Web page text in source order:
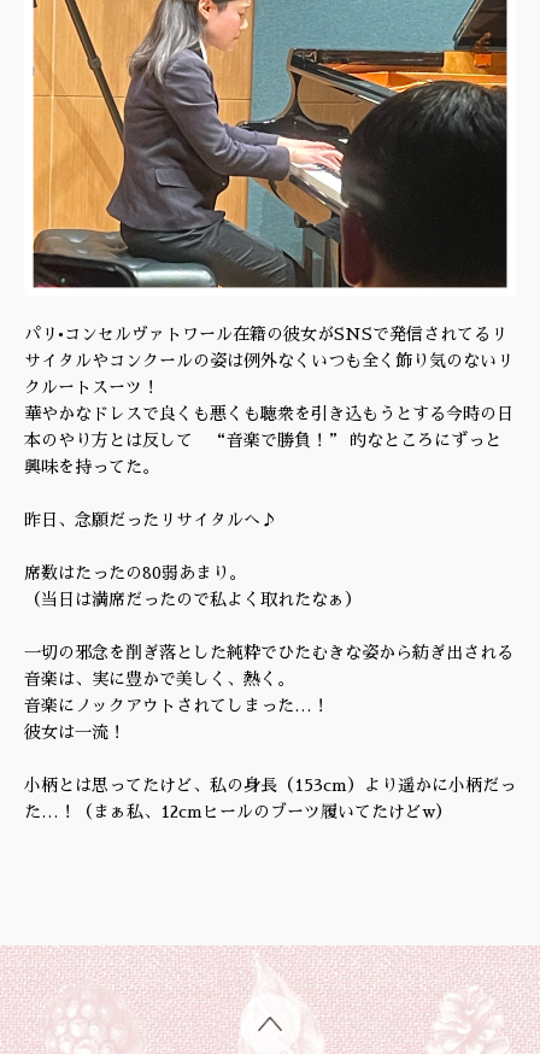
パリ•コンセルヴァトワール在籍の彼女がSNSで発信されてるリ
サイタルやコンクールの姿は例外なくいつも全く飾り気のないリ
クルートスーツ！
華やかなドレスで良くも悪くも聴衆を引き込もうとする今時の日
本のやり方とは反して “音楽で勝負！” 的なところにずっと
興味を持ってた。
昨日、念願だったリサイタルへ♪
席数はたったの80弱あまり。
（当日は満席だったので私よく取れたなぁ）
一切の邪念を削ぎ落とした純粋でひたむきな姿から紡ぎ出される
音楽は、実に豊かで美しく、熱く。
音楽にノックアウトされてしまった…！
彼女は一流！
小柄とは思ってたけど、私の身長（153cm）より遥かに小柄だっ
た…！（まぁ私、12cmヒールのブーツ履いてたけどw）